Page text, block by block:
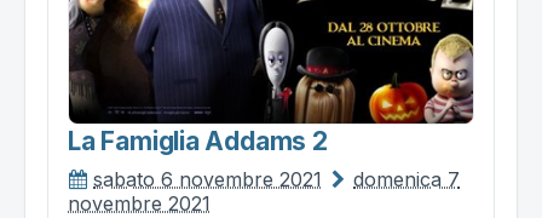
La Famiglia Addams 2
sabato 6 novembre 2021
domenica 7
novembre 2021